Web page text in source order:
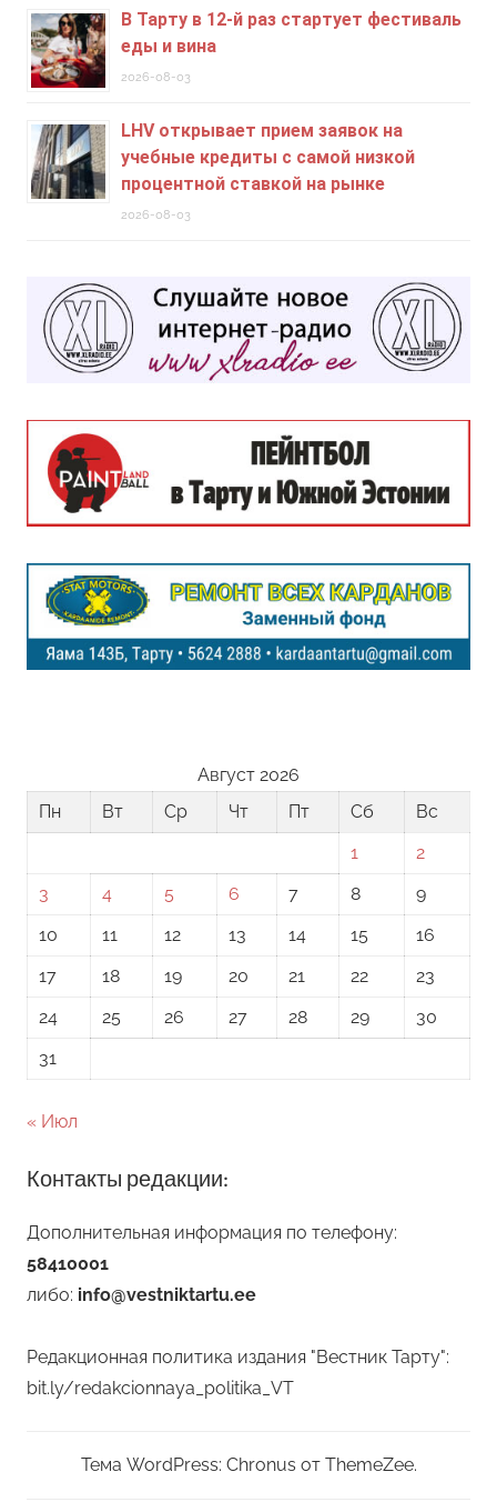
В Тарту в 12-й раз стартует фестиваль
еды и вина
2026-08-03
LHV открывает прием заявок на
учебные кредиты c самой низкой
процентной ставкой на рынке
2026-08-03
Август 2026
Пн
Вт Ср Чт Пт Сб
Вс
1
2
3
4 5 6 7 8
9
10
11 12 13 14 15
16
17
18 19 20 21 22
23
24
25 26 27 28 29
30
31
« Июл
Контакты редакции:
Дополнительная информация по телефону:
58410001
либо: info@vestniktartu.ee
Редакционная политика издания "Вестник Тарту":
bit.ly/redakcionnaya_politika_VT
Тема WordPress: Chronus от ThemeZee.